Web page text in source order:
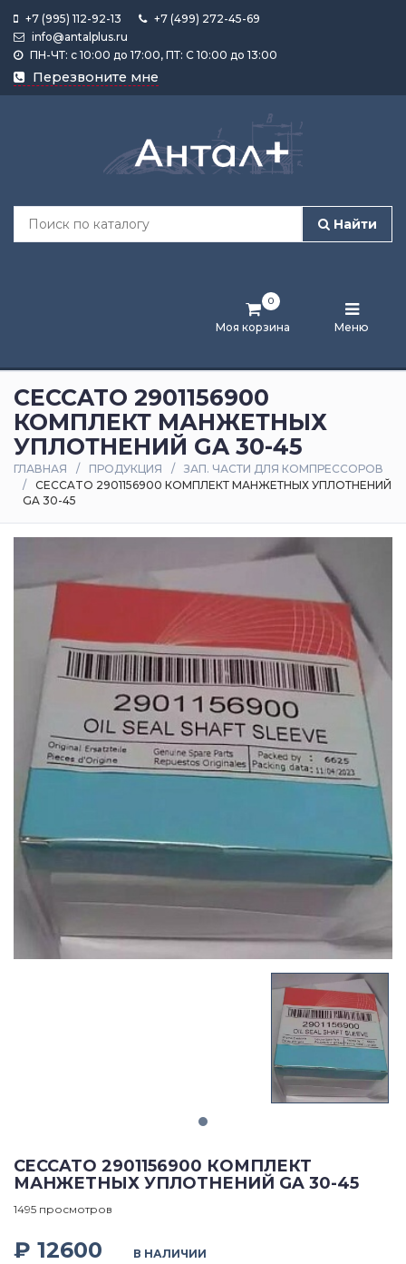
+7 (995) 112-92-13
+7 (499) 272-45-69
info@antalplus.ru
ПН-ЧТ: с 10:00 до 17:00, ПТ: С 10:00 до 13:00
Перезвоните мне
Найти
Моя корзина
0
Меню
Каталог
продукции
Лента
и
статьи
Оплата
и
доставка
Контакты
CECCATO 2901156900
КОМПЛЕКТ МАНЖЕТНЫХ
УПЛОТНЕНИЙ GA 30-45
ГЛАВНАЯ ПРОДУКЦИЯ
ЗАП. ЧАСТИ ДЛЯ КОМПРЕССОРОВ
CECCATO 2901156900 КОМПЛЕКТ МАНЖЕТНЫХ УПЛОТНЕНИЙ
GA 30-45
CECCATO 2901156900 КОМПЛЕКТ
МАНЖЕТНЫХ УПЛОТНЕНИЙ GA 30-45
1495 просмотров
₽ 12600 В НАЛИЧИИ